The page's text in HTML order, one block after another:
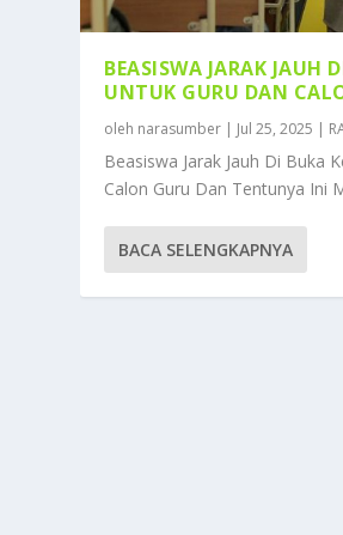
BEASISWA JARAK JAUH
UNTUK GURU DAN
oleh narasumber | Jul 25, 2025 |
Beasiswa Jarak Jauh Di Buka
Calon Guru Dan Tentunya Ini
BACA SELENGKAPNYA